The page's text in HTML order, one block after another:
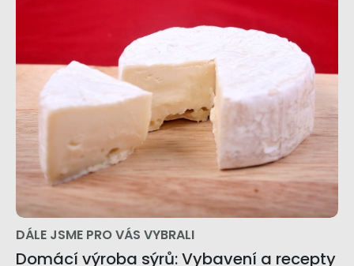
DÁLE JSME PRO VÁS VYBRALI
Domácí výroba sýrů: Vybavení a recepty